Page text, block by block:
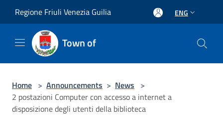
Regione Friuli Venezia Guilia ENG
Town of
Home > Announcements > News >
2 postazioni Computer con accesso a internet a
disposizione degli utenti della biblioteca